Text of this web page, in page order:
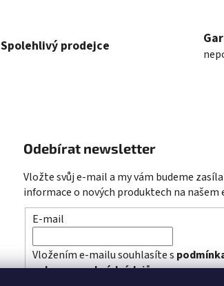
Spolehlivý prodejce
Odebírat newsletter
Vložte svůj e-mail a my vám budeme
informace o nových produktech na našem
E-mail
Vložením e-mailu souhlasíte s
ochrany osobních údajů